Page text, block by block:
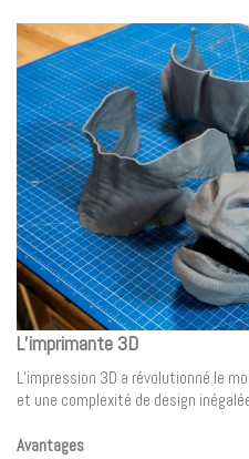
L’imprimante 3D
L’impression 3D a révolutionné le
et une complexité de design
Avantages